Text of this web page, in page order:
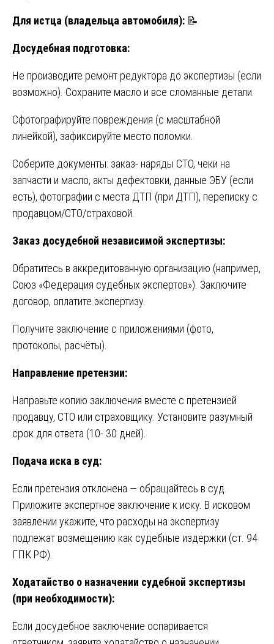
Для истца (владельца автомобиля): 📝
Досудебная подготовка:
Не производите ремонт редуктора до экспертизы (если
возможно). Сохраните масло и все сломанные детали.
Сфотографируйте повреждения (с масштабной
линейкой), зафиксируйте место поломки.
Соберите документы: заказ- наряды СТО, чеки на
запчасти и масло, акты дефектовки, данные ЭБУ (если
есть), фотографии с места ДТП (при ДТП), переписку с
продавцом/СТО/страховой.
Заказ досудебной независимой экспертизы:
Обратитесь в аккредитованную организацию (например,
Союз «Федерация судебных экспертов»). Заключите
договор, оплатите экспертизу.
Получите заключение с приложениями (фото,
протоколы, расчёты).
Направление претензии:
Направьте копию заключения вместе с претензией
продавцу, СТО или страховщику. Установите разумный
срок для ответа (10- 30 дней).
Подача иска в суд:
Если претензия отклонена — обращайтесь в суд.
Приложите экспертное заключение к иску. В исковом
заявлении укажите, что расходы на экспертизу
подлежат возмещению как судебные издержки (ст. 94
ГПК РФ).
Ходатайство о назначении судебной экспертизы
(при необходимости):
Если досудебное заключение оспаривается